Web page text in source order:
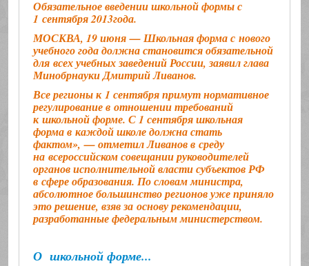
Обязательное введении школьной формы с
1 сентября 2013года.
МОСКВА, 19 июня — Школьная форма с нового
учебного года должна становится обязательной
для всех учебных заведений России, заявил глава
Минобрнауки Дмитрий Ливанов.
Все регионы к 1 сентября примут нормативное
регулирование в отношении требований
к школьной форме. С 1 сентября школьная
форма в каждой школе должна стать
фактом», — отметил Ливанов в среду
на всероссийском совещании руководителей
органов исполнительной власти субъектов РФ
в сфере образования. По словам министра,
абсолютное большинство регионов уже приняло
это решение, взяв за основу рекомендации,
разработанные федеральным министерством.
О школьной форме...